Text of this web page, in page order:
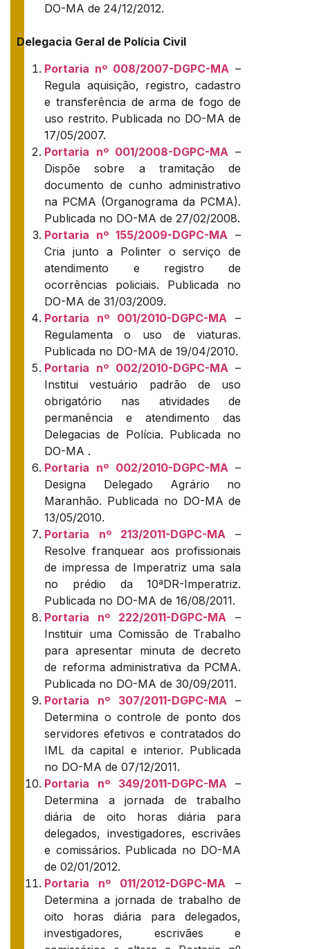
DO-MA de 24/12/2012.
Delegacia Geral de Polícia Civil
Portaria nº 008/2007-DGPC-MA –
Regula aquisição, registro, cadastro
e transferência de arma de fogo de
uso restrito. Publicada no DO-MA de
17/05/2007.
Portaria nº 001/2008-DGPC-MA –
Dispõe sobre a tramitação de
documento de cunho administrativo
na PCMA (Organograma da PCMA).
Publicada no DO-MA de 27/02/2008.
Portaria nº 155/2009-DGPC-MA –
Cria junto a Polinter o serviço de
atendimento e registro de
ocorrências policiais. Publicada no
DO-MA de 31/03/2009.
Portaria nº 001/2010-DGPC-MA
–
Regulamenta o uso de viaturas.
Publicada no DO-MA de 19/04/2010.
Portaria nº 002/2010-DGPC-MA –
Institui vestuário padrão de uso
obrigatório nas atividades de
permanência e atendimento das
Delegacias de Polícia. Publicada no
DO-MA .
Portaria nº 002/2010-DGPC-MA –
Designa Delegado Agrário no
Maranhão. Publicada no DO-MA de
13/05/2010.
Portaria nº 213/2011-DGPC-MA –
Resolve franquear aos profissionais
de impressa de Imperatriz uma sala
no prédio da 10ªDR-Imperatriz.
Publicada no DO-MA de 16/08/2011.
Portaria nº 222/2011-DGPC-MA –
Instituir uma Comissão de Trabalho
para apresentar minuta de decreto
de reforma administrativa da PCMA.
Publicada no DO-MA de 30/09/2011.
Portaria nº 307/2011-DGPC-MA –
Determina o controle de ponto dos
servidores efetivos e contratados do
IML da capital e interior. Publicada
no DO-MA de 07/12/2011.
Portaria nº 349/2011-DGPC-MA –
Determina a jornada de trabalho
diária de oito horas diária para
delegados, investigadores, escrivães
e comissários. Publicada no DO-MA
de 02/01/2012.
Portaria nº 011/2012-DGPC-MA –
Determina a jornada de trabalho de
oito horas diária para delegados,
investigadores, escrivães e